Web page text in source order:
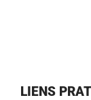
LIENS